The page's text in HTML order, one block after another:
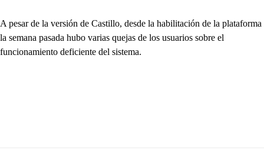
A pesar de la versión de Castillo, desde la habilitación de la plataforma
la semana pasada hubo varias quejas de los usuarios sobre el
funcionamiento deficiente del sistema.